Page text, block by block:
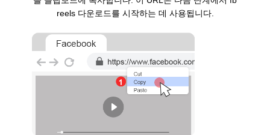
reels 다운로드를 시작하는 데 사용됩니다.